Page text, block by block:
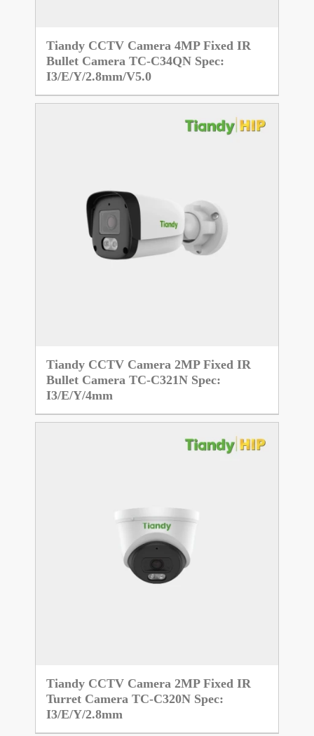
Tiandy CCTV Camera 4MP Fixed IR
Bullet Camera TC-C34QN Spec:
I3/E/Y/2.8mm/V5.0
Tiandy CCTV Camera 2MP Fixed IR
Bullet Camera TC-C321N Spec:
I3/E/Y/4mm
Tiandy CCTV Camera 2MP Fixed IR
Turret Camera TC-C320N Spec:
I3/E/Y/2.8mm